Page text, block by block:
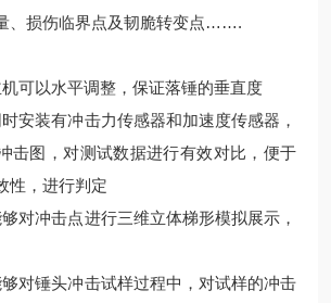
、损伤临界点及韧脆转变点…….
可以水平调整，保证落锤的垂直度
安装有冲击力传感器和加速度传感器，
击图，对测试数据进行有效对比，便于
性，进行判定
对冲击点进行三维立体梯形模拟展示，
对锤头冲击试样过程中，对试样的冲击